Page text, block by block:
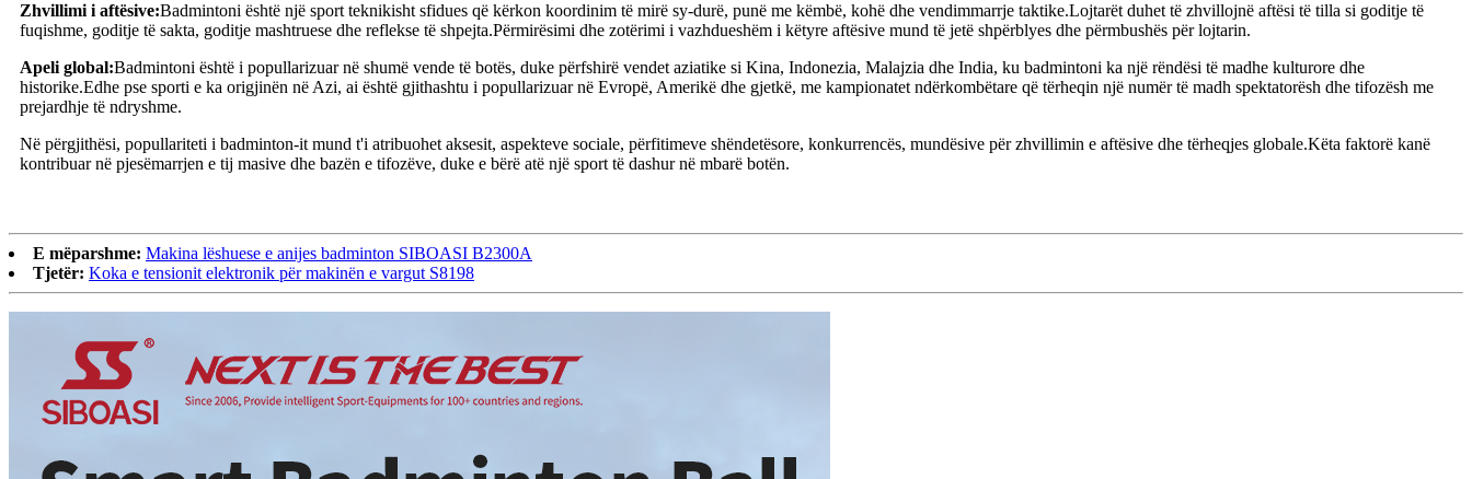
Zhvillimi i aftësive:Badmintoni është një sport teknikisht sfidues që kërkon koordinim të mirë sy-durë, punë me këmbë, kohë dhe vendimmarrje taktike.Lojtarët duhet të zhvillojnë aftësi të tilla si goditje të
fuqishme, goditje të sakta, goditje mashtruese dhe reflekse të shpejta.Përmirësimi dhe zotërimi i vazhdueshëm i këtyre aftësive mund të jetë shpërblyes dhe përmbushës për lojtarin.
Apeli global:Badmintoni është i popullarizuar në shumë vende të botës, duke përfshirë vendet aziatike si Kina, Indonezia, Malajzia dhe India, ku badmintoni ka një rëndësi të madhe kulturore dhe
historike.Edhe pse sporti e ka origjinën në Azi, ai është gjithashtu i popullarizuar në Evropë, Amerikë dhe gjetkë, me kampionatet ndërkombëtare që tërheqin një numër të madh spektatorësh dhe tifozësh me
prejardhje të ndryshme.
Në përgjithësi, popullariteti i badminton-it mund t'i atribuohet aksesit, aspekteve sociale, përfitimeve shëndetësore, konkurrencës, mundësive për zhvillimin e aftësive dhe tërheqjes globale.Këta faktorë kanë
kontribuar në pjesëmarrjen e tij masive dhe bazën e tifozëve, duke e bërë atë një sport të dashur në mbarë botën.
E mëparshme: Makina lëshuese e anijes badminton SIBOASI B2300A
Tjetër: Koka e tensionit elektronik për makinën e vargut S8198